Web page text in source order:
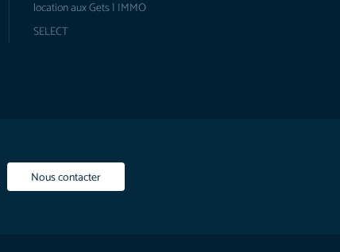
location aux Gets | IMMO
SELECT
Nous contacter